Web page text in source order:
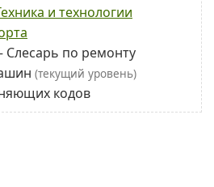
и технологии
Слесарь по ремонту
(текущий уровень)
кодов